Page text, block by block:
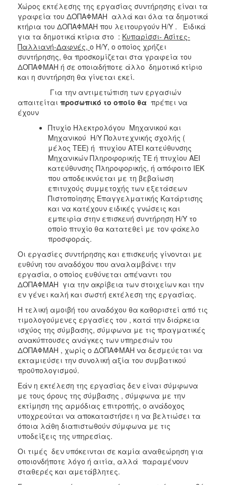
Χώρος εκτέλεσης της εργασίας συντήρησης είναι τα
γραφεία του ΔΟΠΑΦΜΑΗ αλλά και όλα τα δημοτικά
κτήρια του ΔΟΠΑΦΜΑΗ που λειτουργούν Η/Υ . Ειδικά
για τα δημοτικά κτίρια στο : Κυπαρίσσι- Ασίτες-
Παλλιανή-Δαφνές, ο Η/Υ, ο οποίος χρήζει
συντήρησης, θα προσκομίζεται στα γραφεία του
ΔΟΠΑΦΜΑΗ ή σε οποιαδήποτε άλλο δημοτικό κτίριο
και η συντήρηση θα γίνεται εκεί.
Για την αντιμετώπιση των εργασιών
απαιτείται προσωπικό το οποίο θα πρέπει να
έχουν
Πτυχίο Ηλεκτρολόγου Μηχανικού και
Μηχανικού Η/Υ Πολυτεχνικής σχολής (
μέλος ΤΕΕ) ή πτυχίου ΑΤΕΙ κατεύθυνσης
Μηχανικών Πληροφορικής ΤΕ ή πτυχίου ΑΕΙ
κατεύθυνσης Πληροφορικής, ή απόφοιτο ΙΕΚ
που αποδεικνύεται με τη βεβαίωση
επιτυχούς συμμετοχής των εξετάσεων
Πιστοποίησης Επαγγελματικής Κατάρτισης
και να κατέχουν ειδικές γνώσεις και
εμπειρία στην επισκευή συντήρηση Η/Υ το
οποίο πτυχίο θα κατατεθεί με τον φάκελο
προσφοράς.
Οι εργασίες συντήρησης και επισκευής γίνονται με
ευθύνη του αναδόχου που αναλαμβάνει την
εργασία, ο οποίος ευθύνεται απέναντι του
ΔΟΠΑΦΜΑΗ για την ακρίβεια των στοιχείων και την
εν γένει καλή και σωστή εκτέλεση της εργασίας.
Η τελική αμοιβή του αναδόχου θα καθοριστεί από τις
τιμολογούμενες εργασίες του , κατά την διάρκεια
ισχύος της σύμβασης, σύμφωνα με τις πραγματικές
ανακύπτουσες ανάγκες των υπηρεσιών του
ΔΟΠΑΦΜΑΗ , χωρίς ο ΔΟΠΑΦΜΑΗ να δεσμεύεται να
εκταμιεύσει την συνολική αξία του συμβατικού
προϋπολογισμού.
Εάν η εκτέλεση της εργασίας δεν είναι σύμφωνα
με τους όρους της σύμβασης , σύμφωνα με την
εκτίμηση της αρμόδιας επιτροπής, ο ανάδοχος
υποχρεούται να αποκαταστήσει η να βελτιώσει τα
όποια λάθη διαπιστωθούν σύμφωνα με τις
υποδείξεις της υπηρεσίας.
Οι τιμές δεν υπόκεινται σε καμία αναθεώρηση για
οποιονδήποτε λόγο ή αιτία, αλλά παραμένουν
σταθερές και αμετάβλητες.